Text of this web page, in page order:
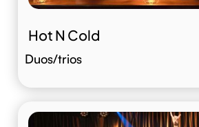
Hot N Cold
Duos/trios